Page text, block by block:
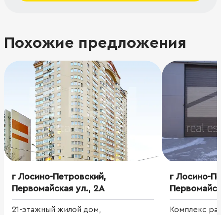
Похожие предложения
г Лосино-Петровский,
Первомайская ул., 2А
21-этажный жилой дом,
г Лосино-
Комплекс